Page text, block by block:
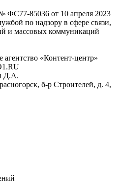
ФС77-85036 от 10 апреля 2023
по надзору в сфере связи,
и массовых коммуникаций
«Контент-центр»
Д.А.
б-р Строителей, д. 4,